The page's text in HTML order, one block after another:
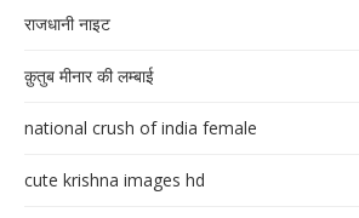
राजधानी नाइट
क़ुतुब मीनार की लम्बाई
national crush of india female
cute krishna images hd